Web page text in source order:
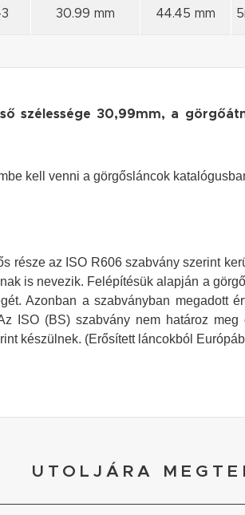
30.99 mm 44.45 mm
szélessége 30,99mm, a
kell venni a görgősláncok
része az ISO R606 szabvány szerint
is nevezik. Felépítésük alapján a
Azonban a szabványban megadott
ISO (BS) szabvány nem határoz
készülnek. (Erősített láncokból
UTOLJÁRA